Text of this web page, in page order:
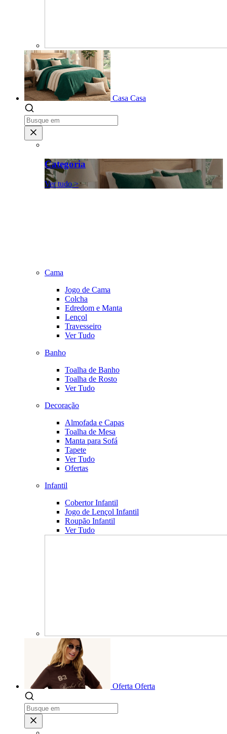
Casa Casa
Categoria
Ver tudo >
Cama
Jogo de Cama
Colcha
Edredom e Manta
Lençol
Travesseiro
Ver Tudo
Banho
Toalha de Banho
Toalha de Rosto
Ver Tudo
Decoração
Almofada e Capas
Toalha de Mesa
Manta para Sofá
Tapete
Ver Tudo
Ofertas
Infantil
Cobertor Infantil
Jogo de Lençol Infantil
Roupão Infantil
Ver Tudo
Oferta Oferta